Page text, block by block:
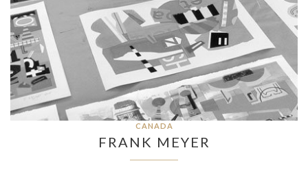
CANADA
FRANK MEYER